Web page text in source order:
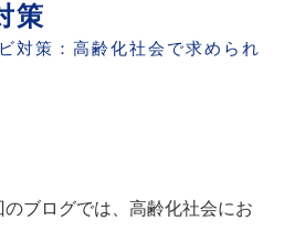
策
対策：高齢化社会で求められ
ブログでは、高齢化社会にお